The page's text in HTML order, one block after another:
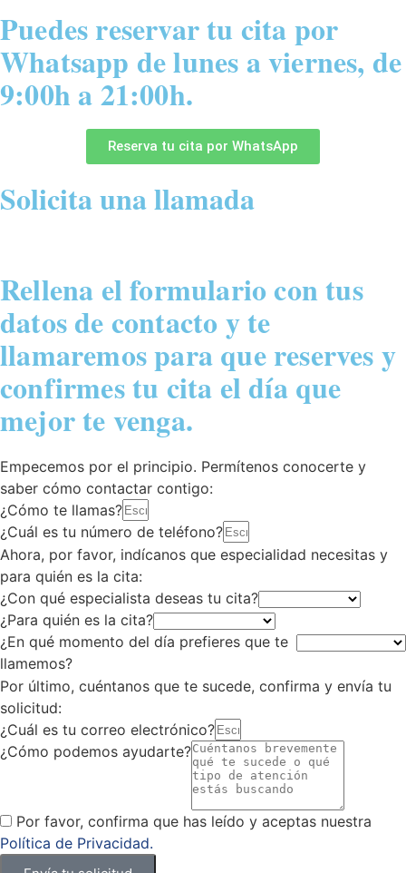
Puedes reservar tu cita por
Whatsapp de lunes a viernes, de
9:00h a 21:00h.
Reserva tu cita por WhatsApp
Solicita una llamada
Rellena el formulario con tus
datos de contacto y te
llamaremos para que reserves y
confirmes tu cita el día que
mejor te venga.
Empecemos por el principio. Permítenos conocerte y
saber cómo contactar contigo:
¿Cómo te llamas?
¿Cuál es tu número de teléfono?
Ahora, por favor, indícanos que especialidad necesitas y
para quién es la cita:
¿Con qué especialista deseas tu cita?
¿Para quién es la cita?
¿En qué momento del día prefieres que te
llamemos?
Por último, cuéntanos que te sucede, confirma y envía tu
solicitud:
¿Cuál es tu correo electrónico?
¿Cómo podemos ayudarte?
Por favor, confirma que has leído y aceptas nuestra
Política de Privacidad.